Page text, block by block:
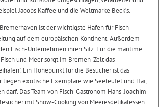
Jacobs Kaffee und die Weltmarke Beck’s.
ist der wichtigste Hafen für Fisch-
auf dem europäischen Kontinent. Außerdem
Fisch-Unternehmen ihren Sitz. Für die maritime
und Meer sorgt im Bremen-Zelt das
Ein Höhepunkt für die Besucher ist das
liegen exotische Exemplare wie Seeteufel und Hai,
darf. Das Team von Fisch-Gastronom Hans-Joachim
mit Show-Cooking von Meeresdelikatessen.